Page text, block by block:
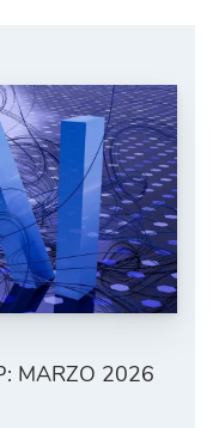
MARZO 2026